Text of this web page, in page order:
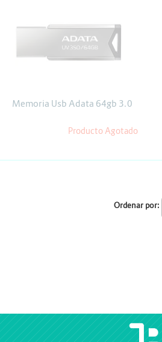
Almacenamiento
Cables y
Proyectores
Memoria Usb Adata 64gb 3.0
Producto Agotado
Ordenar por: